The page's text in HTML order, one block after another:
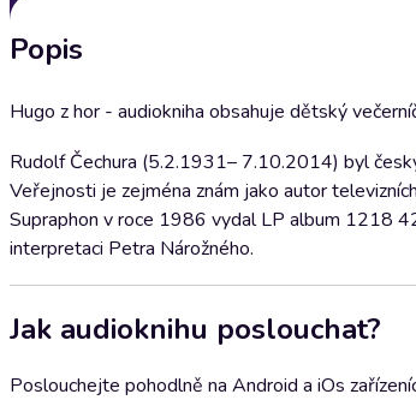
Popis
Hugo z hor - audiokniha obsahuje dětský
Rudolf Čechura (5.2.1931– 7.10.2014) byl
Veřejnosti je zejména znám jako autor
Supraphon v roce 1986 vydal LP album 1218
interpretaci Petra Nárožného.
Jak audioknihu poslouchat?
Poslouchejte pohodlně na Android a iOs